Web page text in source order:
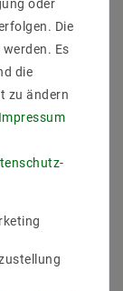
Die
Es
die
zu ändern
Impressum